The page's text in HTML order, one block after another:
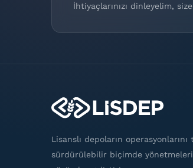
İhtiyaçlarınızı dinleyelim,
Lisanslı depoların
sürdürülebilir biçimde